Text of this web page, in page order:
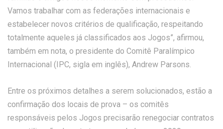
Vamos trabalhar com as federações internacionais e
estabelecer novos critérios de qualificação, respeitando
totalmente aqueles já classificados aos Jogos”, afirmou,
também em nota, o presidente do Comitê Paralímpico
Internacional (IPC, sigla em inglês), Andrew Parsons.
Entre os próximos detalhes a serem solucionados, estão a
confirmação dos locais de prova – os comitês
responsáveis pelos Jogos precisarão renegociar contratos